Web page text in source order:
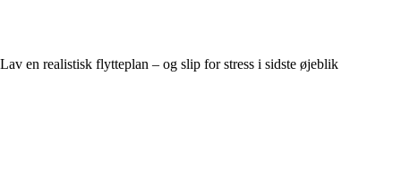
Lav en realistisk flytteplan – og slip for stress i sidste øjeblik